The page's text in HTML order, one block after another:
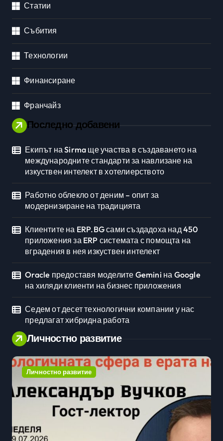
Статии
Събития
Технологии
Финансиране
Франчайз
Последно добавени
Екипът на Sirma ще участва в създаването на
международните стандарти за навлизане на
изкуствен интелект в хотелиерството
Работно облекло от деним – опит за
модернизиране на традицията
Клиентите на ERP.BG сами създадоха над 450
приложения за ERP системата с помощта на
вградения в нея изкуствен интелект
Oracle предоставя моделите Gemini на Google
на хиляди клиенти на бизнес приложения
Седем от десет технологични компании у нас
предлагат хибридна работа
Личностно развитие
Личностно развитие